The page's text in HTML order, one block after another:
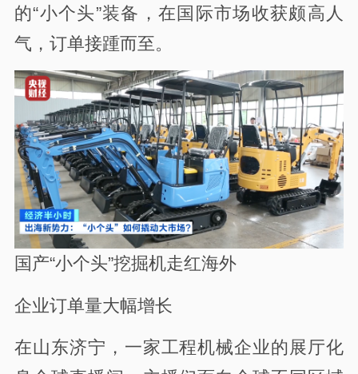
的“小个头”装备，在国际市场收获颇高人
气，订单接踵而至。
国产“小个头”挖掘机走红海外
企业订单量大幅增长
在山东济宁，一家工程机械企业的展厅化